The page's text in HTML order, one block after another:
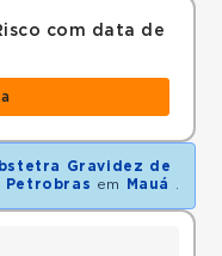
com data de
Gravidez de
Petrobras em Mauá